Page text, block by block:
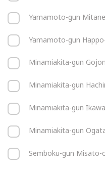
Yamamoto-gun
Yamamoto-gun Happo-
Minamiakita-gun
Minamiakita-gun
Minamiakita-gun
Minamiakita-gun
Semboku-gun Misato-